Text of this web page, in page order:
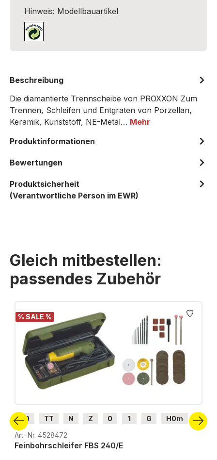
Hinweis: Modellbauartikel
Beschreibung
Die diamantierte Trennscheibe von PROXXON Zum
Trennen, Schleifen und Entgraten von Porzellan,
Keramik, Kunststoff, NE-Metal… Mehr
Produktinformationen
Bewertungen
Produktsicherheit
(Verantwortliche Person im EWR)
Gleich mitbestellen:
passendes Zubehör
Produktgalerie überspringen
% SALE %
H0 TT N Z 0 1 G
H0m
H0e
Art.-Nr. 4528472
Feinbohrschleifer FBS 240/E